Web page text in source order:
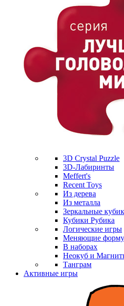
3D Crystal Puzzle
3D-Лабиринты
Meffert's
Recent Toys
Из дерева
Из металла
Зеркальные
Кубики Рубика
Логические игры
Меняющие форму
В наборах
Неокуб и
Танграм
Активные игры